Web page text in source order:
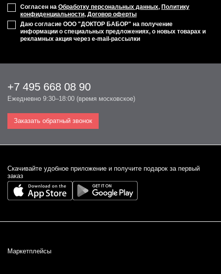
Согласен на Обработку персональных данных, Политику
конфиденциальности, Договор оферты
Даю согласие ООО "ДОКТОР БАБОР" на получение
информации о специальных предложениях, о новых товарах и
рекламных акция через e-mail-рассылки
+7 495 668 08 90
Ежедневно 9:30–18:00 (время московское)
Заказать обратный звонок
Cкачивайте удобное приложение и получите подарок за первый
заказ
Маркетплейсы